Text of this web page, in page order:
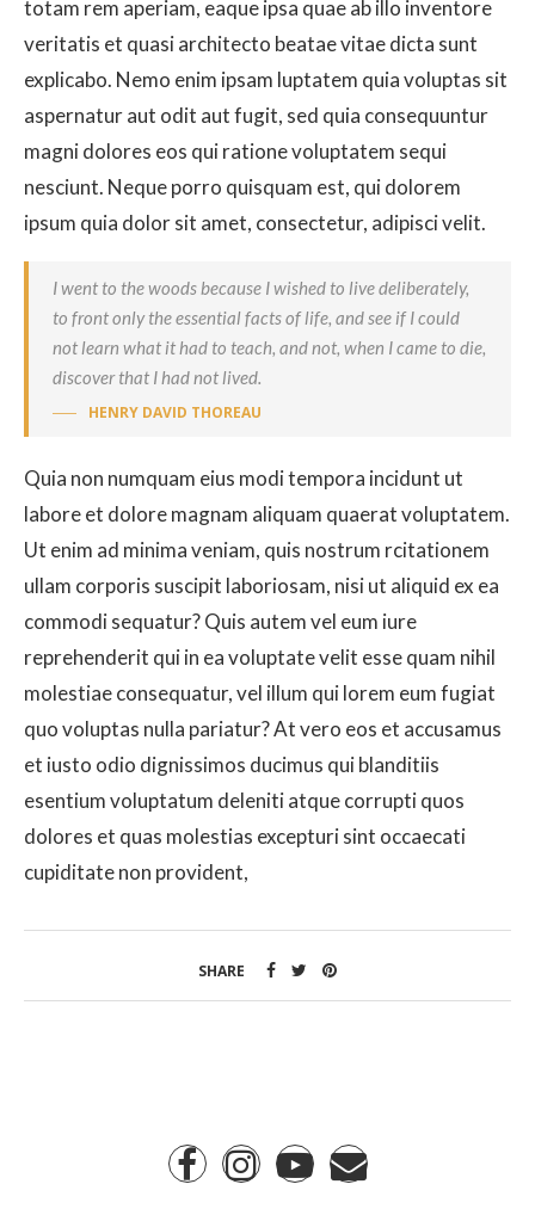
totam rem aperiam, eaque ipsa quae ab illo inventore
veritatis et quasi architecto beatae vitae dicta sunt
explicabo. Nemo enim ipsam luptatem quia voluptas sit
aspernatur aut odit aut fugit, sed quia consequuntur
magni dolores eos qui ratione voluptatem sequi
nesciunt. Neque porro quisquam est, qui dolorem
ipsum quia dolor sit amet, consectetur, adipisci velit.
I went to the woods because I wished to live deliberately,
to front only the essential facts of life, and see if I could
not learn what it had to teach, and not, when I came to die,
discover that I had not lived.
HENRY DAVID THOREAU
Quia non numquam eius modi tempora incidunt ut
labore et dolore magnam aliquam quaerat voluptatem.
Ut enim ad minima veniam, quis nostrum rcitationem
ullam corporis suscipit laboriosam, nisi ut aliquid ex ea
commodi sequatur? Quis autem vel eum iure
reprehenderit qui in ea voluptate velit esse quam nihil
molestiae consequatur, vel illum qui lorem eum fugiat
quo voluptas nulla pariatur? At vero eos et accusamus
et iusto odio dignissimos ducimus qui blanditiis
esentium voluptatum deleniti atque corrupti quos
dolores et quas molestias excepturi sint occaecati
cupiditate non provident,
SHARE